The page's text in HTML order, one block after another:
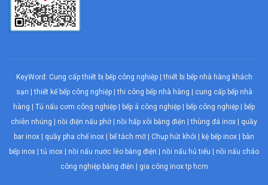
KeyWord: Cung cấp thiết bị bếp công nghiệp|thiết bị bếp nhà hàng khách
sạn |thiết kế bếp công nghiệp|thi công bếp nhà hàng | cung cấp bếp nhà
hàng | Tủ nấu cơm công nghiệp | bếp á công nghiệp | bếp công nghiệp | bếp
chiên nhúng | nồi điện nấu phở | nồi hấp xôi bằng điện |thùng đá inox | quầy
bar inox | quầy pha chế inox | bể tách mỡ | Chụp hút khói | kệ bếp inox | bàn
bếp inox |tủ inox | nồi nấu nước lèo bằng điện | nồi nấu hủ tiếu | nồi nấu cháo
công nghiệp bằng điện | gia công inox tp hcm